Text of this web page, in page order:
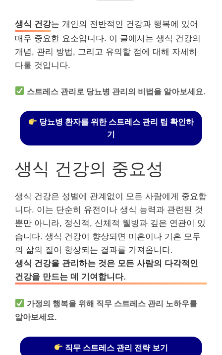
생식 건강는 개인의 전반적인 건강과 행복에 있어
매우 중요한 요소입니다. 이 글에서는 생식 건강의
개념, 관리 방법, 그리고 유의할 점에 대해 자세히
다룰 것입니다.
스트레스 관리로 당뇨병 관리의 비법을 알아보세요.
당뇨병 환자를 위한 스트레스 관리 팁 확인하
기
생식 건강의 중요성
생식 건강은 성별에 관계없이 모든 사람에게 중요합
니다. 이는 단순히 유전이나 생식 능력과 관련된 것
뿐만 아니라, 정신적, 신체적 웰빙과 깊은 연관이 있
습니다. 생식 건강이 향상되면 미혼이나 기혼 모두
의 삶의 질이 향상되는 결과를 가져옵니다.
생식 건강을 관리하는 것은 모든 사람의 다각적인
건강을 만드는 데 기여합니다.
가정의 행복을 위해 직무 스트레스 관리 노하우를
알아보세요.
직무 스트레스 관리 전략 보기